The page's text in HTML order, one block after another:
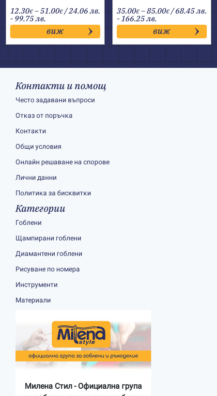
12.30€ –51.00€Price
range:
12.30€
through
51.00€
/ 24.06 лв.
- 99.75 лв.
виж
35.00€ –85.00€Price
range:
35.00€
through
85.00€
/ 68.45 лв.
- 166.25 лв.
виж
Контакти и помощ
Често задавани въпроси
Отказ от поръчка
Контакти
Общи условия
Онлайн решаване на спорове
Лични данни
Политика за бисквитки
Категории
Гоблени
Щампирани гоблени
Диамантени гоблени
Рисуване по номера
Инструменти
Материали
Милена Стил - Официална група